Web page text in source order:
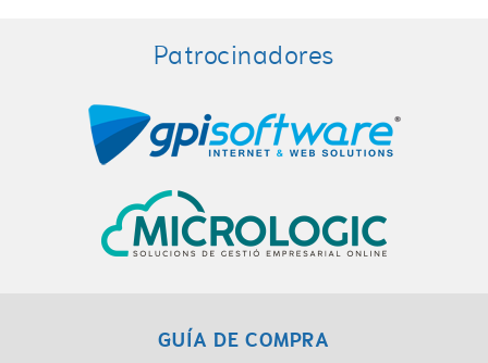
Patrocinadores
GUÍA DE COMPRA